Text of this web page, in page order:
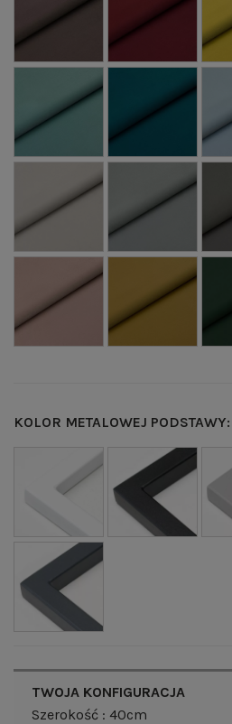
KOLOR METALOWEJ PODSTAWY:
TWOJA KONFIGURACJA
Szerokość : 40cm